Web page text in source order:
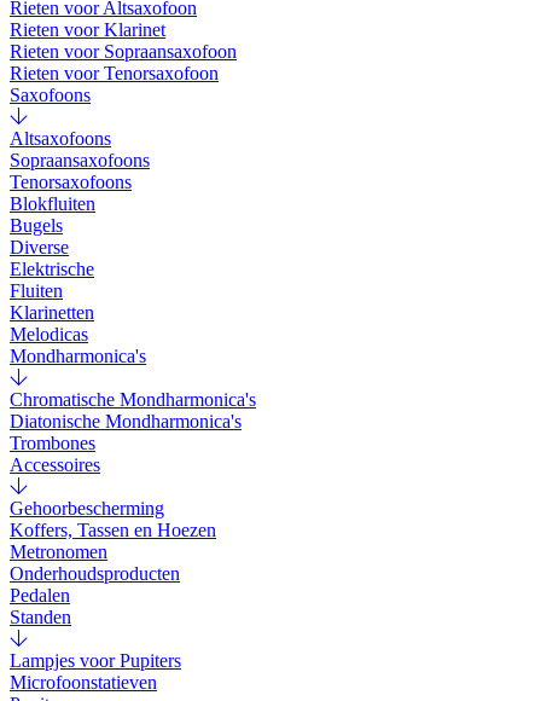
Rieten voor Altsaxofoon
Rieten voor Klarinet
Rieten voor Sopraansaxofoon
Rieten voor Tenorsaxofoon
Saxofoons
Altsaxofoons
Sopraansaxofoons
Tenorsaxofoons
Blokfluiten
Bugels
Diverse
Elektrische
Fluiten
Klarinetten
Melodicas
Mondharmonica's
Chromatische Mondharmonica's
Diatonische Mondharmonica's
Trombones
Accessoires
Gehoorbescherming
Koffers, Tassen en Hoezen
Metronomen
Onderhoudsproducten
Pedalen
Standen
Lampjes voor Pupiters
Microfoonstatieven